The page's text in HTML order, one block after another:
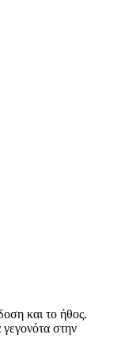
και το ήθος.
στην